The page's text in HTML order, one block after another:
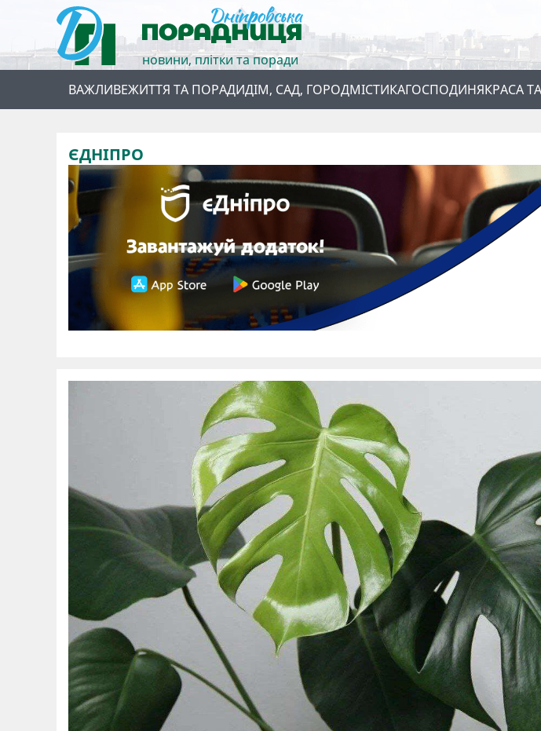
новини, плітки та поради
ВАЖЛИВЕЖИТТЯ ТА ПОРАДИДІМ, САД, ГОРОДМІСТИКАГОСПОДИНЯКРАСА
ЄДНІПРО